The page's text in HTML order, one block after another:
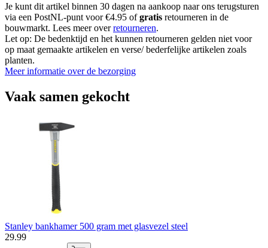
Je kunt dit artikel binnen 30 dagen na aankoop naar ons terugsturen
via een PostNL-punt voor €4.95 ofgratis retourneren in de
bouwmarkt. Lees meer overretourneren.
Let op: De bedenktijd en het kunnen retourneren gelden niet voor
op maat gemaakte artikelen en verse/ bederfelijke artikelen zoals
planten.
Meer informatie over de bezorging
Vaak samen gekocht
Stanley bankhamer 500 gram met glasvezel steel
29.99